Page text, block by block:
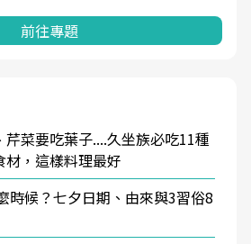
前往專題
芹菜要吃葉子....久坐族必吃11種
材，這樣料理最好
時候？七夕日期、由來與3習俗8